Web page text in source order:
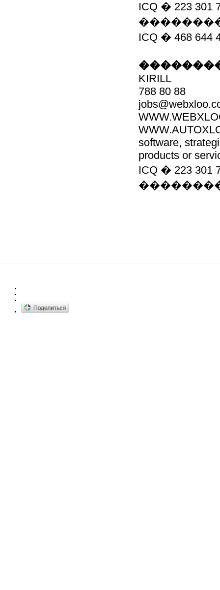
ICQ � 223
ICQ � 468
KIRILL
788 80 88
software,
products or
ICQ � 223